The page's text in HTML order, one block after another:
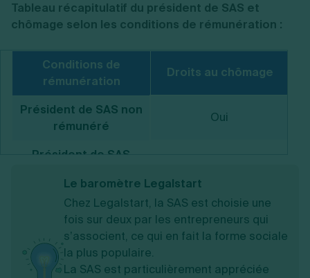
Tableau récapitulatif du président de SAS et
chômage selon les conditions de rémunération :
Conditions de
rémunération
Droits au chômage
Président de SAS non
rémunéré
Oui
Président de SAS
ancien salaire)
Président de SAS
rémunéré (salaire ≥
ancien salaire)
Non
Le baromètre Legalstart
Chez Legalstart, la SAS est choisie une
fois sur deux par les entrepreneurs qui
s’associent, ce qui en fait la forme sociale
la plus populaire.
La SAS est particulièrement appréciée